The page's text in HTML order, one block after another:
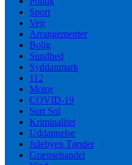
Sport
Vejr
Arrangementer
Bolig
Sundhed
Syddanmark
112
Motor
COVID-19
Sort Sol
Kriminalitet
Uddannelse
Julebyen Tønder
Grænsehandel